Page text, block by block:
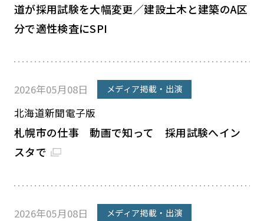
道が採用試験を大幅変更／建設土木と建築のA区
分で適性検査にSPI
2026年05月08日 メディア掲載・出演
北海道新聞電子版
札幌市の仕事 動画で知って 採用試験へイン
スタで
2026年05月08日 メディア掲載・出演